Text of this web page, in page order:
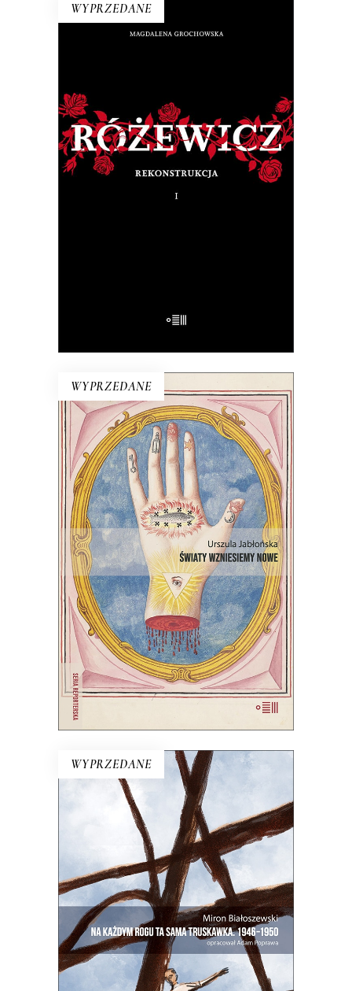
WYPRZEDANE
E-BOOK DO KOSZYKA
RÓŻEWICZ. REKONSTRUKCJA
(tom 1)
Na pytanie: „Kim jesteś?”, Tadeusz
Różewicz odpowiedział przed laty: „Kto
mnie uważnie czyta, ten wie”.
WYPRZEDANE
ŚWIATY WZNIESIEMY NOWE
Wprawdzie niektórzy mówią, że świat
taki, jaki znamy, dobiega końca, ale
jednak wciąż są ludzie, którzy chcą
wymyślać go na nowo.
44.00zł 22.00zł
WYPRZEDANE
NA KAŻDYM ROGU TA SAMA
TRUSKAWKA
Zupełnie nowe miasto. Jakaś inna
Warszawa na starych śmieciach. Skąd
się wzięła?
50.00zł 25.00zł